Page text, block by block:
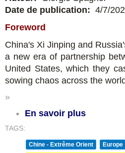
Date de publication: 4/7/
Foreword
China's Xi Jinping and
a new era of partnership
United States, which they
sowing chaos across the
»
En savoir plus
TAGS:
Chine - Extrême Orient
Europe